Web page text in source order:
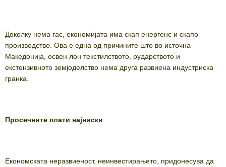
Доколку нема гас, економијата има скап енергенс и скапо
производство. Ова е една од причините што во источна
Македонија, освен лон текстилството, рударството и
екстензивното земјоделство нема друга развиена индустриска
гранка.
Просечните плати најниски
Економската неразвиеност, неинвестирањето, придонесува да